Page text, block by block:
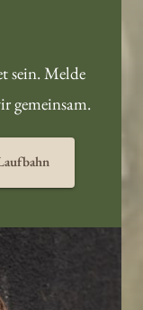
sein. Melde
gemeinsam.